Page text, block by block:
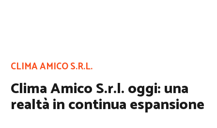
CLIMA AMICO S.R.L.
Clima Amico S.r.l. oggi: una
realtà in continua espansione